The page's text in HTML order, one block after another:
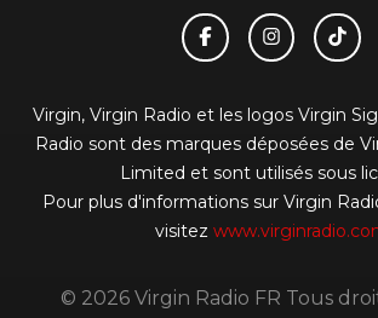
Virgin, Virgin Radio et les logos Virgin
Radio sont des marques déposées de
Limited et sont utilisés sous
Pour plus d'informations sur Virgin
visitez
© 2026 Virgin Radio FR Tous